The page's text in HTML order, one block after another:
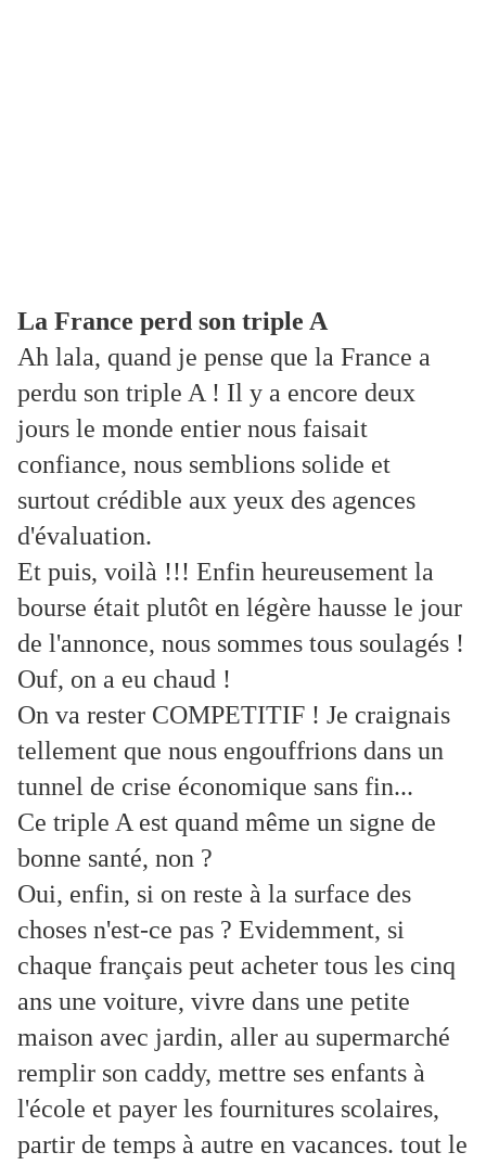
La France perd son triple A
Ah lala, quand je pense que la France a
perdu son triple A ! Il y a encore deux
jours le monde entier nous faisait
confiance, nous semblions solide et
surtout crédible aux yeux des agences
d'évaluation.
Et puis, voilà !!! Enfin heureusement la
bourse était plutôt en légère hausse le jour
de l'annonce, nous sommes tous soulagés !
Ouf, on a eu chaud !
On va rester COMPETITIF ! Je craignais
tellement que nous engouffrions dans un
tunnel de crise économique sans fin...
Ce triple A est quand même un signe de
bonne santé, non ?
Oui, enfin, si on reste à la surface des
choses n'est-ce pas ? Evidemment, si
chaque français peut acheter tous les cinq
ans une voiture, vivre dans une petite
maison avec jardin, aller au supermarché
remplir son caddy, mettre ses enfants à
l'école et payer les fournitures scolaires,
partir de temps à autre en vacances. tout le